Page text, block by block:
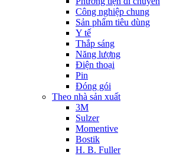
Công nghiệp chung
Sản phẩm tiêu dùng
Y tế
Thắp sáng
Năng lượng
Điện thoại
Pin
Đóng gói
Theo nhà sản xuất
3M
Sulzer
Momentive
Bostik
H. B. Fuller